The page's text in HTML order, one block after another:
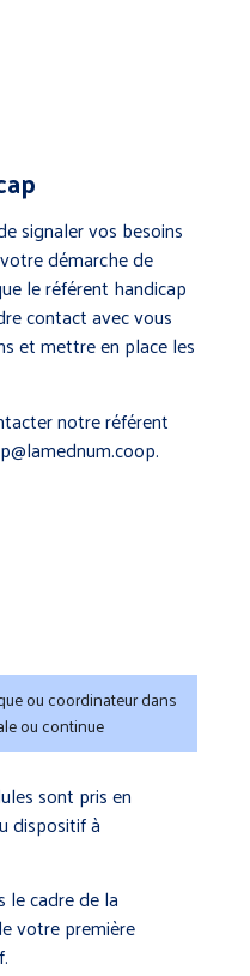
signaler vos besoins
démarche de
le référent handicap
contact avec vous
et mettre en place les
notre référent
ou coordinateur dans
ou continue
sont pris en
dispositif à
le cadre de la
votre première